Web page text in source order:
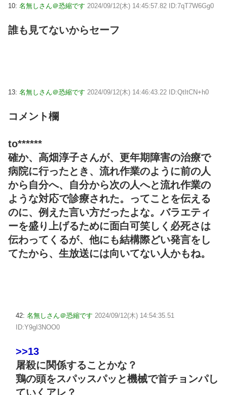
10: 名無しさん＠恐縮です 2024/09/12(木) 14:45:57.82 ID:7qT7W6Gg0
誰も見てないからセーフ
13: 名無しさん＠恐縮です 2024/09/12(木) 14:46:43.22 ID:QtItCN+h0
コメント欄
to******
確か、高畑淳子さんが、更年期障害の治療で
病院に行ったとき、流れ作業のように前の人
から自分へ、自分から次の人へと流れ作業の
ような対応で診療された。ってことを伝える
のに、例えた言い方だったよな。バラエティ
ーを盛り上げるために面白可笑しく必死さは
伝わってくるが、他にも結構際どい発言をし
てたから、生放送には向いてない人かもね。
42: 名無しさん＠恐縮です 2024/09/12(木) 14:54:35.51
ID:Y9gI3NOO0
>>13
屠殺に関係することかな？
鶏の頭をスパッスパッと機械で首チョンパし
ていくアレ？